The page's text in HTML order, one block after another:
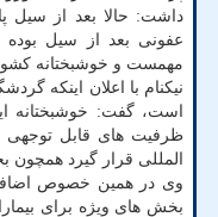
داشت: حالا بعد از سیل
عفونی بعد از سیل
مهمست و خوشبختانه
نیکنام با اعلان اینکه
است، گفت: خوشبختانه
ظرفیت های قابل توجهی
المللی قرار گیرد
وی در همین خصوص اضافه
بخش های ویژه برای